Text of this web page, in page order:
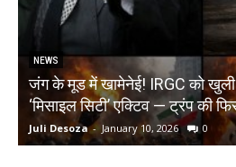
NEWS
जंग के मूड में खामेनेई! IRGC को
‘मिसाइल सिटी’ एक्टिव — ट्रंप की
Juli Desoza - January 10, 2026 0